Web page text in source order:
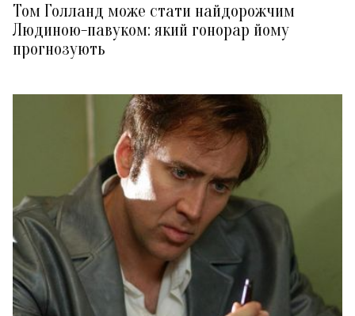
Том Голланд може стати найдорожчим
Людиною-павуком: який гонорар йому
прогнозують